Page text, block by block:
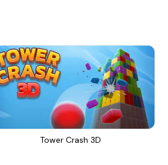
Tower Crash 3D